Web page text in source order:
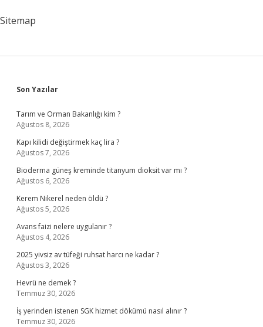
Sitemap
Sidebar
Son Yazılar
Tarım ve Orman Bakanlığı kim ?
Ağustos 8, 2026
Kapı kilidi değiştirmek kaç lira ?
Ağustos 7, 2026
Bioderma güneş kreminde titanyum dioksit var mı ?
Ağustos 6, 2026
Kerem Nikerel neden öldü ?
Ağustos 5, 2026
Avans faizi nelere uygulanır ?
Ağustos 4, 2026
2025 yivsiz av tüfeği ruhsat harcı ne kadar ?
Ağustos 3, 2026
Hevrü ne demek ?
Temmuz 30, 2026
İş yerinden istenen SGK hizmet dökümü nasıl alınır ?
Temmuz 30, 2026